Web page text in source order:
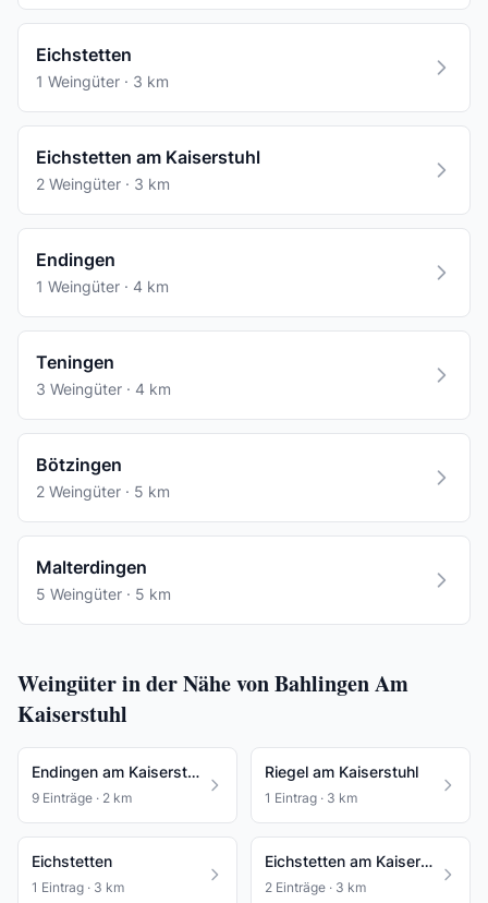
Eichstetten
1 Weingüter · 3 km
Eichstetten am Kaiserstuhl
2 Weingüter · 3 km
Endingen
1 Weingüter · 4 km
Teningen
3 Weingüter · 4 km
Bötzingen
2 Weingüter · 5 km
Malterdingen
5 Weingüter · 5 km
Weingüter in der Nähe von Bahlingen Am
Kaiserstuhl
Endingen am Kaiserstuhl
9 Einträge · 2 km
Riegel am Kaiserstuhl
1 Eintrag · 3 km
Eichstetten
1 Eintrag · 3 km
Eichstetten am Kaiserstuhl
2 Einträge · 3 km